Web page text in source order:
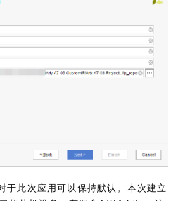
于此次应用可以保持默认。本次建立